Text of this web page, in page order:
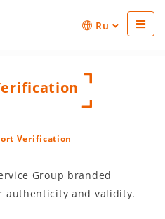
Ru
Verification
Group branded
authenticity and validity.